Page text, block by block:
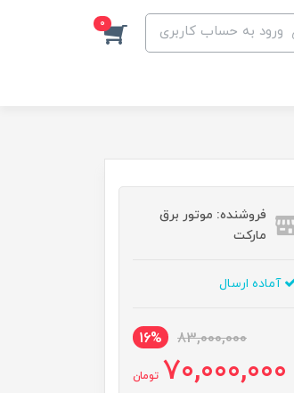
ورود به حساب کاربری 0
فروشنده: موتور برق
مارکت
آماده ارسال
83,000,000
16%
70,000,000 تومان